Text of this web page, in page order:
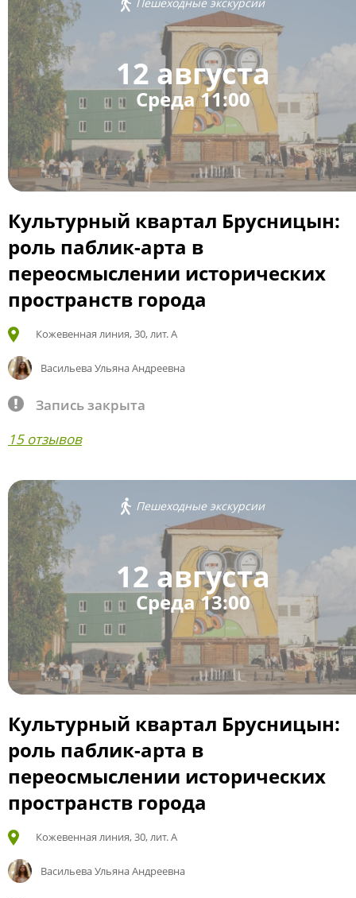
12 августа
Среда 11:00
Культурный квартал Брусницын:
роль паблик-арта в
переосмыслении исторических
пространств города
Кожевенная линия, 30, лит. А
Васильева Ульяна Андреевна
Запись закрыта
15 отзывов
Пешеходные экскурсии
12 августа
Среда 13:00
Культурный квартал Брусницын:
роль паблик-арта в
переосмыслении исторических
пространств города
Кожевенная линия, 30, лит. А
Васильева Ульяна Андреевна